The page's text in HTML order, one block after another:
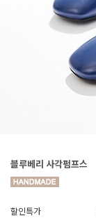
블루베리 사각펌프스
할인특가